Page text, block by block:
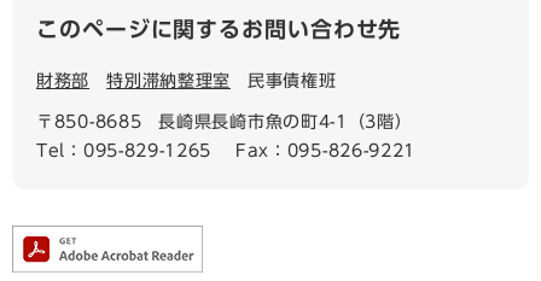
このページに関するお問い合わせ先
財務部 特別滞納整理室 民事債権班
〒850-8685
長崎県長崎市魚の町4-1（3階）
Tel：095-829-1265
Fax：095-826-9221